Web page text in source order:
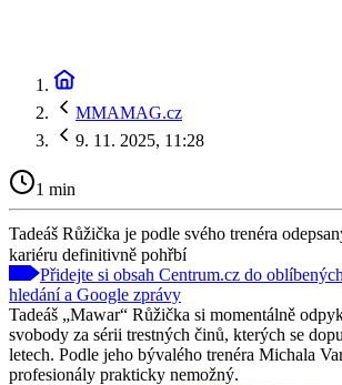
MMAMAG.cz
9. 11. 2025, 11:28
1 min
Tadeáš Růžička je podle svého trenéra
kariéru definitivně pohřbí
Přidejte si obsah Centrum.cz do
hledání a Google zprávy
Tadeáš „Mawar“ Růžička si momentálně
svobody za sérii trestných činů, kterých se
letech. Podle jeho bývalého trenéra Michala
profesionály prakticky nemožný.